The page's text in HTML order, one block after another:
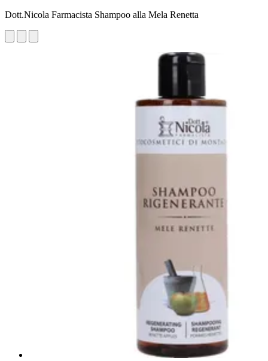
Dott.Nicola Farmacista Shampoo alla Mela Renetta